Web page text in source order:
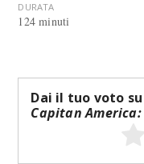
DURATA
124 minuti
Dai il tuo voto su
Capitan